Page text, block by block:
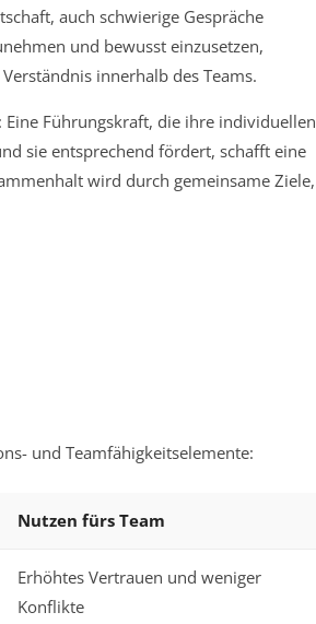
auch schwierige Gespräche
und bewusst einzusetzen,
innerhalb des Teams.
Führungskraft, die ihre individuellen
sie entsprechend fördert, schafft eine
wird durch gemeinsame Ziele,
und Teamfähigkeitselemente:
Nutzen fürs Team
Erhöhtes Vertrauen und weniger
Konflikte